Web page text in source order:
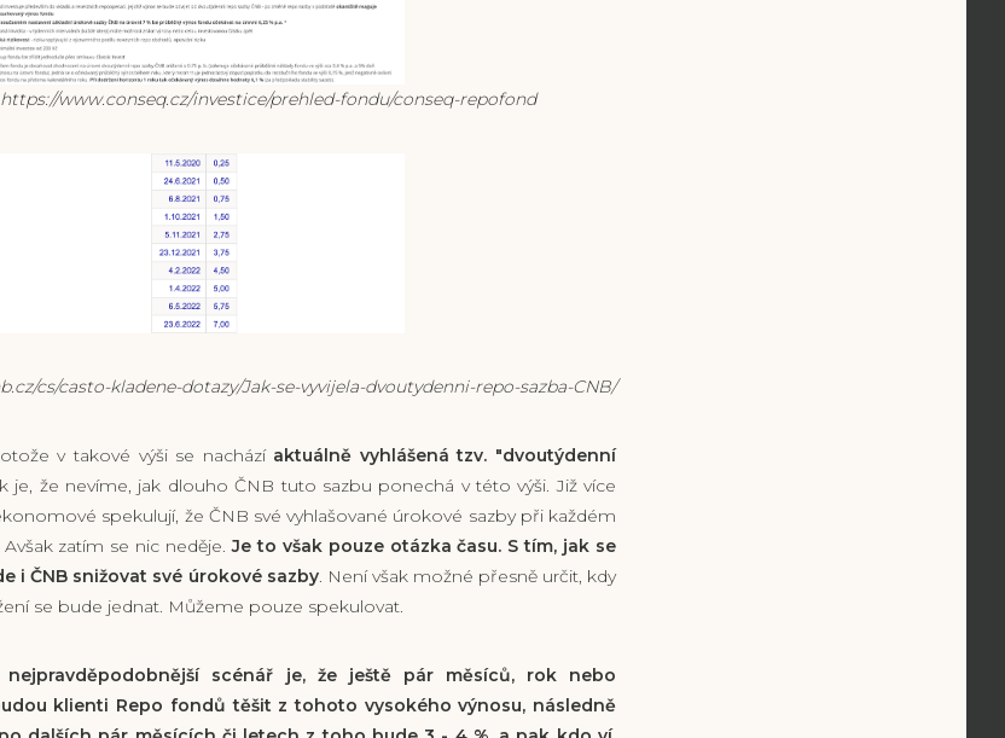
investice/prehled-fondu/conseq-repofond
casto-kladene-dotazy/Jak-se-vyvijela-dvoutydenni-repo-sazba-CNB/
v takové výši se nachází aktuálně vyhlášená tzv. "dvoutýdenní
je, že nevíme, jak dlouho ČNB tuto sazbu ponechá v této výši. Již více
spekulují, že ČNB své vyhlašované úrokové sazby při každém
Avšak zatím se nic neděje.Je to však pouze otázka času. S tím, jak se
i ČNB snižovat své úrokové sazby. Není však možné přesně určit, kdy
se bude jednat. Můžeme pouze spekulovat.
nejpravděpodobnější scénář je, že ještě pár měsíců, rok nebo
klienti Repo fondů těšit z tohoto vysokého výnosu, následně